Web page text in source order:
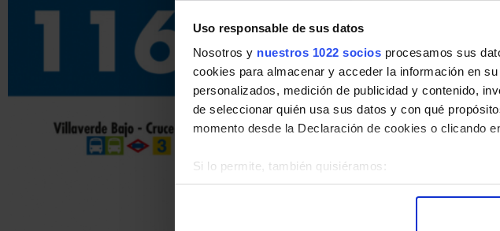
Uso responsable de sus datos
Nosotros y nuestros 1022 socios procesamos sus
cookies para almacenar y acceder la información en
personalizados, medición de publicidad y contenido,
de seleccionar quién usa sus datos y con qué
momento desde la Declaración de cookies o clicando
Si lo permite, también quisiéramos:
Recopilar información sobre su ubicación